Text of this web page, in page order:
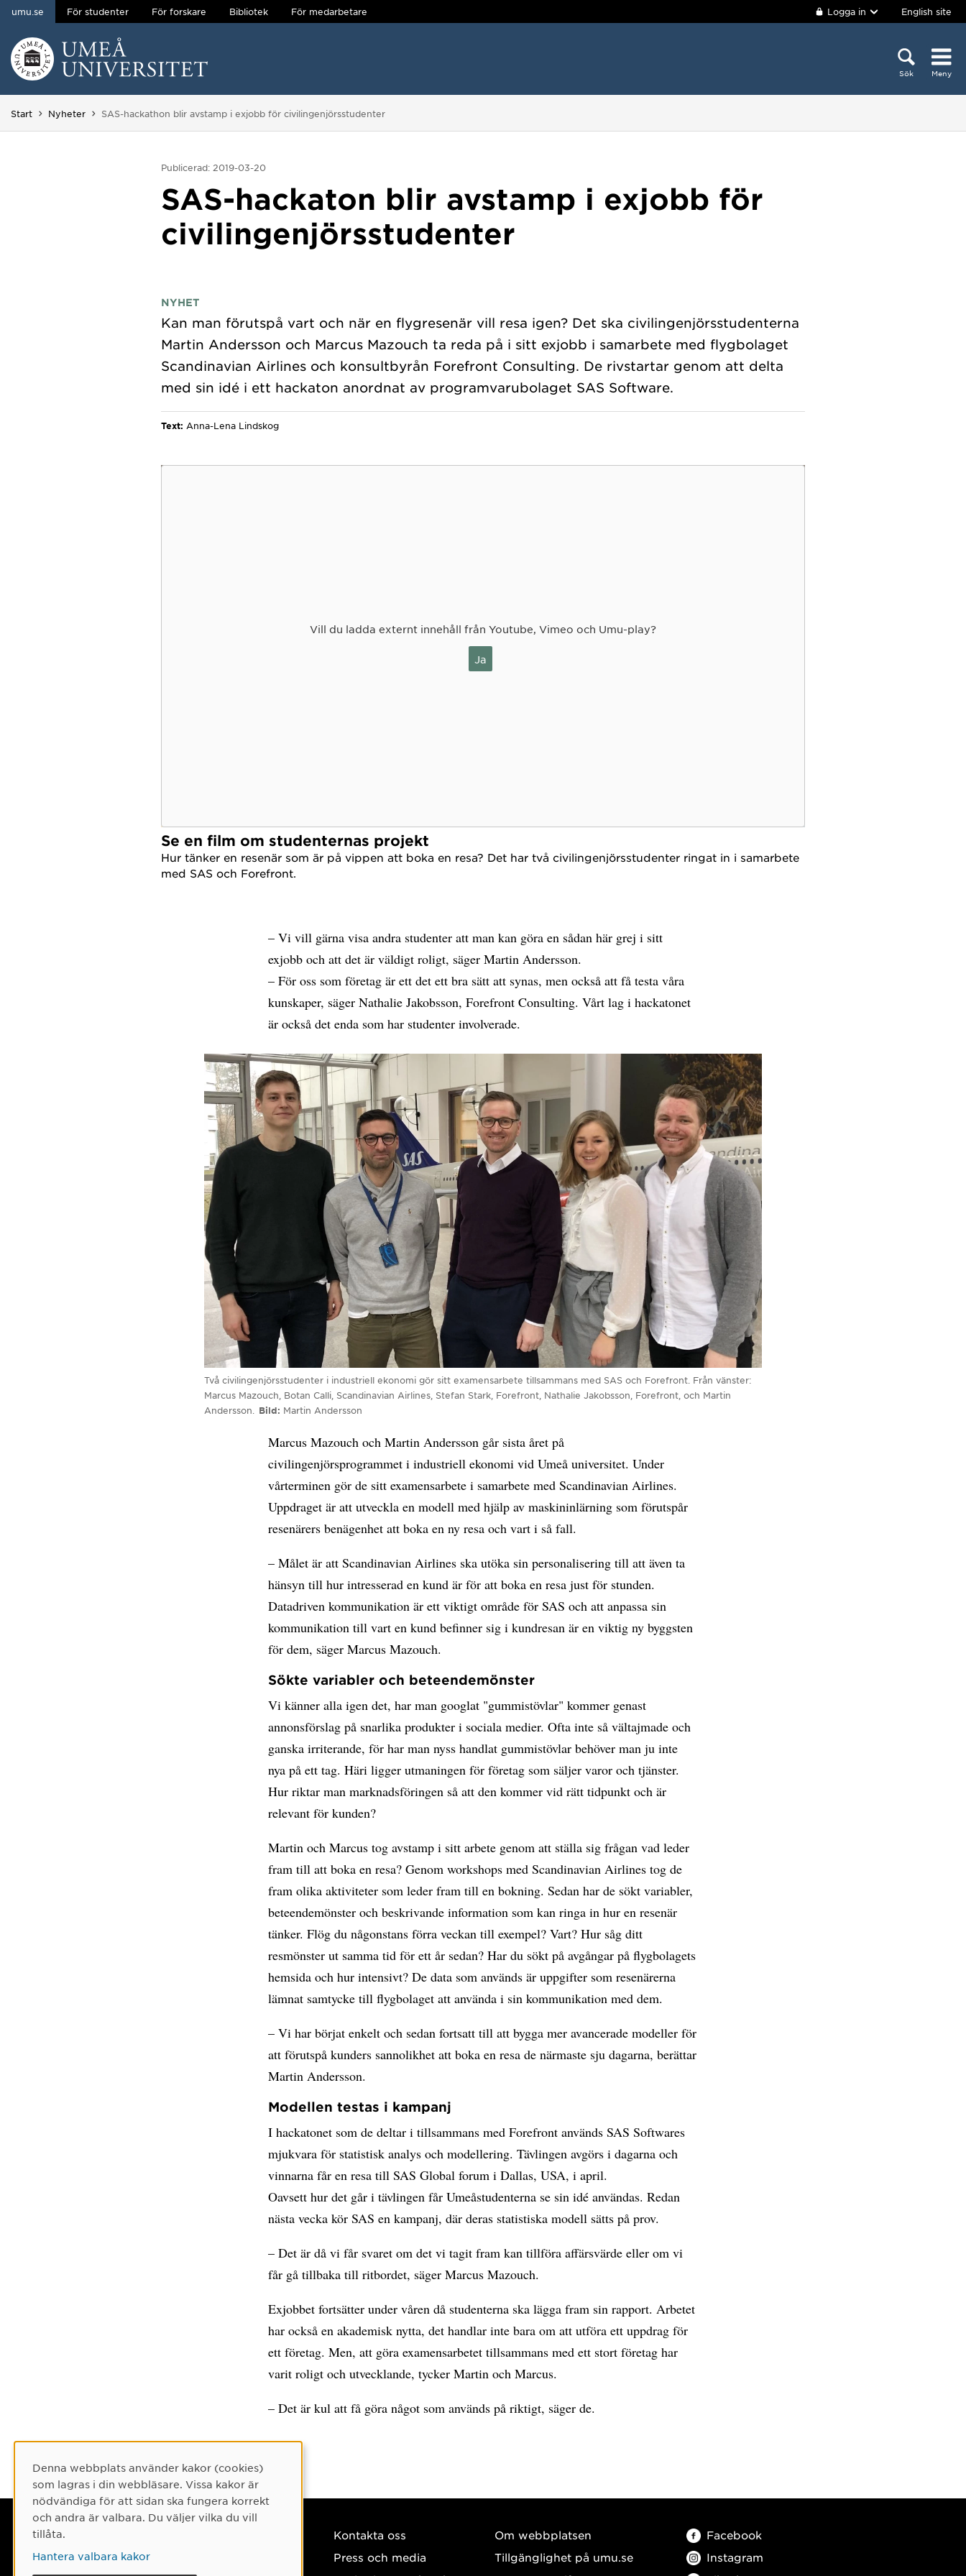
Hoppa direkt till innehållet
umu.se För studenter För forskare Bibliotek För medarbetare Logga in English site
Sök Meny
Start Nyheter Du är här:
SAS-hackathon blir avstamp i exjobb för civilingenjörsstudenter
Publicerad: 2019-03-20
SAS-hackaton blir avstamp i exjobb för
civilingenjörsstudenter
NYHET
Kan man förutspå vart och när en flygresenär vill resa igen? Det ska civilingenjörsstudenterna
Martin Andersson och Marcus Mazouch ta reda på i sitt exjobb i samarbete med flygbolaget
Scandinavian Airlines och konsultbyrån Forefront Consulting. De rivstartar genom att delta
Text: Anna-Lena Lindskog
Vill du ladda externt innehåll från Youtube, Vimeo och Umu-play?
Ja
Se en film om studenternas projekt
Hur tänker en resenär som är på vippen att boka en resa? Det har två civilingenjörsstudenter ringat in i samarbete
med SAS och Forefront.
– Vi vill gärna visa andra studenter att man kan göra en sådan här grej i sitt
exjobb och att det är väldigt roligt, säger Martin Andersson.
– För oss som företag är ett det ett bra sätt att synas, men också att få testa våra
kunskaper, säger Nathalie Jakobsson, Forefront Consulting. Vårt lag i hackatonet
är också det enda som har studenter involverade.
Två civilingenjörsstudenter i industriell ekonomi gör sitt examensarbete tillsammans med SAS och Forefront. Från vänster:
Marcus Mazouch, Botan Calli, Scandinavian Airlines, Stefan Stark, Forefront, Nathalie Jakobsson, Forefront, och Martin
Andersson.
Bild Martin Andersson
Marcus Mazouch och Martin Andersson går sista året på
civilingenjörsprogrammet i industriell ekonomi vid Umeå universitet. Under
vårterminen gör de sitt examensarbete i samarbete med Scandinavian Airlines.
Uppdraget är att utveckla en modell med hjälp av maskininlärning som förutspår
resenärers benägenhet att boka en ny resa och vart i så fall.
– Målet är att Scandinavian Airlines ska utöka sin personalisering till att även ta
hänsyn till hur intresserad en kund är för att boka en resa just för stunden.
Datadriven kommunikation är ett viktigt område för SAS och att anpassa sin
kommunikation till vart en kund befinner sig i kundresan är en viktig ny byggsten
för dem, säger Marcus Mazouch.
Sökte variabler och beteendemönster
Vi känner alla igen det, har man googlat "gummistövlar" kommer genast
annonsförslag på snarlika produkter i sociala medier. Ofta inte så vältajmade och
ganska irriterande, för har man nyss handlat gummistövlar behöver man ju inte
nya på ett tag. Häri ligger utmaningen för företag som säljer varor och tjänster.
Hur riktar man marknadsföringen så att den kommer vid rätt tidpunkt och är
relevant för kunden?
Martin och Marcus tog avstamp i sitt arbete genom att ställa sig frågan vad leder
fram till att boka en resa? Genom workshops med Scandinavian Airlines tog de
fram olika aktiviteter som leder fram till en bokning. Sedan har de sökt variabler,
beteendemönster och beskrivande information som kan ringa in hur en resenär
tänker. Flög du någonstans förra veckan till exempel? Vart? Hur såg ditt
resmönster ut samma tid för ett år sedan? Har du sökt på avgångar på flygbolagets
hemsida och hur intensivt? De data som används är uppgifter som resenärerna
lämnat samtycke till flygbolaget att använda i sin kommunikation med dem.
– Vi har börjat enkelt och sedan fortsatt till att bygga mer avancerade modeller för
att förutspå kunders sannolikhet att boka en resa de närmaste sju dagarna, berättar
Martin Andersson.
Modellen testas i kampanj
I hackatonet som de deltar i tillsammans med Forefront används SAS Softwares
mjukvara för statistisk analys och modellering. Tävlingen avgörs i dagarna och
vinnarna får en resa till SAS Global forum i Dallas, USA, i april.
Oavsett hur det går i tävlingen får Umeåstudenterna se sin idé användas. Redan
nästa vecka kör SAS en kampanj, där deras statistiska modell sätts på prov.
– Det är då vi får svaret om det vi tagit fram kan tillföra affärsvärde eller om vi
får gå tillbaka till ritbordet, säger Marcus Mazouch.
Exjobbet fortsätter under våren då studenterna ska lägga fram sin rapport. Arbetet
har också en akademisk nytta, det handlar inte bara om att utföra ett uppdrag för
ett företag. Men, att göra examensarbetet tillsammans med ett stort företag har
varit roligt och utvecklande, tycker Martin och Marcus.
– Det är kul att få göra något som används på riktigt, säger de.
Kontakta oss
Press och media
Om webbplatsen
Tillgänglighet på umu.se
Facebook
Instagram
Cookie-samtycke
Denna webbplats använder kakor (cookies)
som lagras i din webbläsare. Vissa kakor är
nödvändiga för att sidan ska fungera korrekt
och andra är valbara. Du väljer vilka du vill
tillåta.
Hantera valbara kakor